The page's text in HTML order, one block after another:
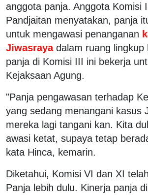
anggota panja. Anggota Komisi
Pandjaitan menyatakan, panja
untuk mengawasi penanganan
Jiwasraya dalam ruang lingkup
panja di Komisi III ini bekerja
Kejaksaan Agung.
"Panja pengawasan terhadap
yang sedang menangani kasus
mereka lagi tangani kan. Kita
awasi ketat, supaya tetap
kata Hinca, kemarin.
Diketahui, Komisi VI dan XI
Panja lebih dulu. Kinerja panja